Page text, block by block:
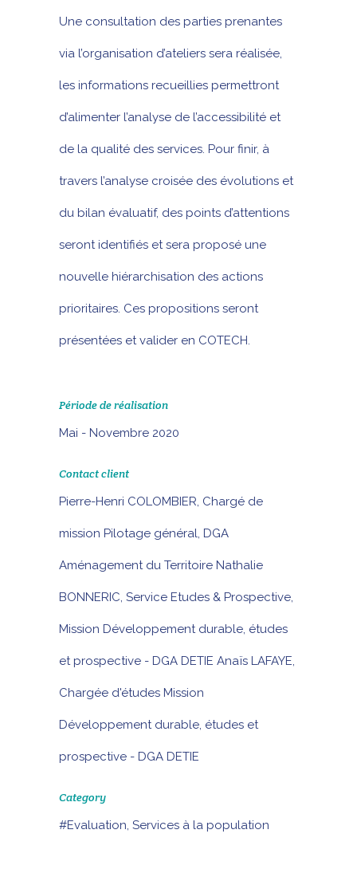
Une consultation des parties prenantes
via l’organisation d’ateliers sera réalisée,
les informations recueillies permettront
d’alimenter l’analyse de l’accessibilité et
de la qualité des services. Pour finir, à
travers l’analyse croisée des évolutions et
du bilan évaluatif, des points d’attentions
seront identifiés et sera proposé une
nouvelle hiérarchisation des actions
prioritaires. Ces propositions seront
présentées et valider en COTECH.
Période de réalisation
Mai - Novembre 2020
Contact client
Pierre-Henri COLOMBIER, Chargé de
mission Pilotage général, DGA
Aménagement du Territoire Nathalie
BONNERIC, Service Etudes & Prospective,
Mission Développement durable, études
et prospective - DGA DETIE Anaïs LAFAYE,
Chargée d'études Mission
Développement durable, études et
prospective - DGA DETIE
Category
#Evaluation, Services à la population